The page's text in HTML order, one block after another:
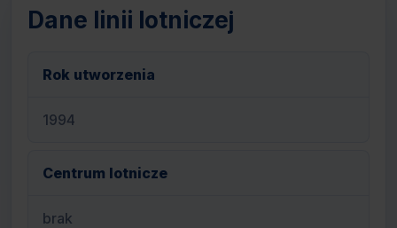
Dane linii lotniczej
Rok utworzenia
1994
Centrum lotnicze
brak